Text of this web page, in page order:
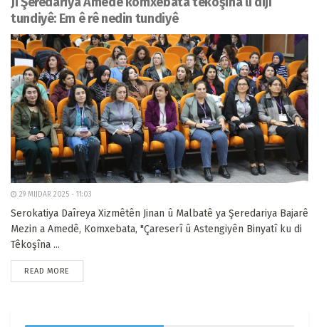
tundiyê: Em ê rê nedin tundiyê
29 MIJDAR 2025 - 11:03
Serokatiya Daîreya Xizmêtên Jinan û Malbatê ya Şeredariya Bajarê
Mezin a Amedê, Komxebata, "Çareserî û Astengiyên Binyatî ku di
Têkoşîna ...
READ MORE